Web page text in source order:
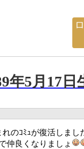
年5月17日
れのｺﾐｭが復活しまし
仲良くなりましょ